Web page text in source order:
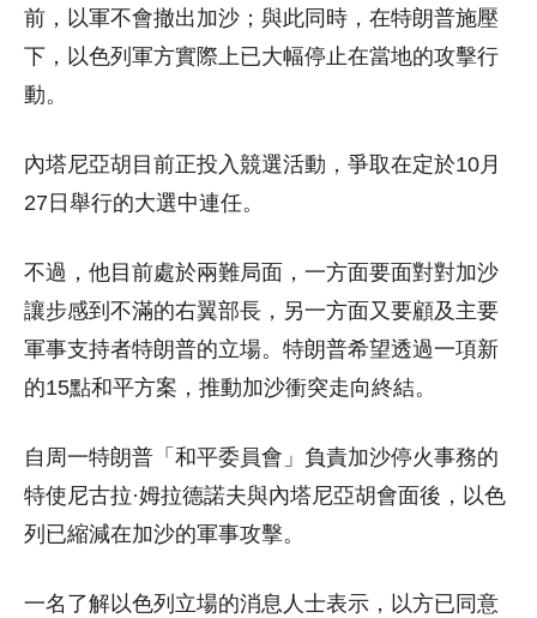
前，以軍不會撤出加沙；與此同時，在特朗普施壓
下，以色列軍方實際上已大幅停止在當地的攻擊行
動。
內塔尼亞胡目前正投入競選活動，爭取在定於10月
27日舉行的大選中連任。
不過，他目前處於兩難局面，一方面要面對對加沙
讓步感到不滿的右翼部長，另一方面又要顧及主要
軍事支持者特朗普的立場。特朗普希望透過一項新
的15點和平方案，推動加沙衝突走向終結。
自周一特朗普「和平委員會」負責加沙停火事務的
特使尼古拉·姆拉德諾夫與內塔尼亞胡會面後，以色
列已縮減在加沙的軍事攻擊。
一名了解以色列立場的消息人士表示，以方已同意